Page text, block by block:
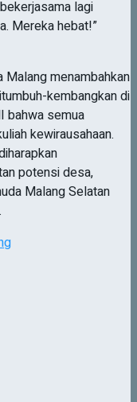
lagi
Mereka hebat!”
Malang menambahkan
kembangkan di
bahwa semua
kewirausahaan.
potensi desa,
Malang Selatan